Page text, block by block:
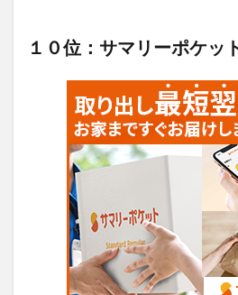
１０位：サマリーポケッ